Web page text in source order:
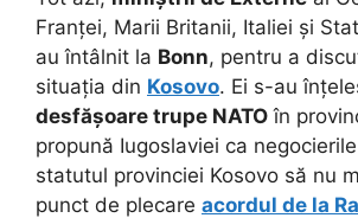
Franței, Marii Britanii, Italiei și
au întâlnit la Bonn, pentru a
situația din Kosovo. Ei s-au
desfășoare trupe NATO în
propună Iugoslaviei ca
statutul provinciei Kosovo să nu
punct de plecare acordul de la